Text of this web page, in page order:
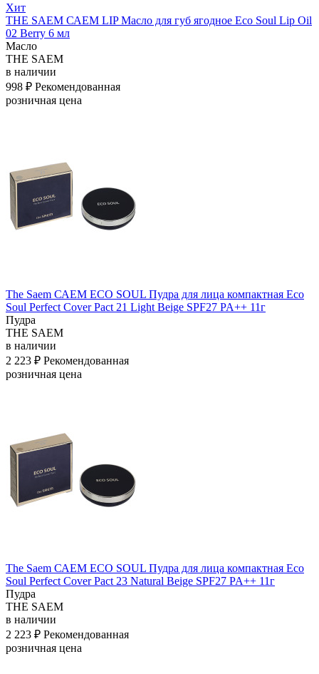
Хит
THE SAEM САЕМ LIP Масло для губ ягодное Eco Soul Lip Oil
02 Berry 6 мл
Масло
THE SAEM
в наличии
998 ₽ Рекомендованная
розничная цена
The Saem САЕМ ECO SOUL Пудра для лица компактная Eco
Soul Perfect Cover Pact 21 Light Beige SPF27 PA++ 11г
Пудра
THE SAEM
в наличии
2 223 ₽ Рекомендованная
розничная цена
The Saem САЕМ ECO SOUL Пудра для лица компактная Eco
Soul Perfect Cover Pact 23 Natural Beige SPF27 PA++ 11г
Пудра
THE SAEM
в наличии
2 223 ₽ Рекомендованная
розничная цена